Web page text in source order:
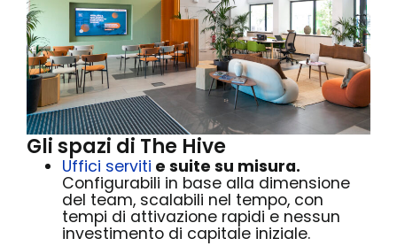
Gli spazi di The Hive
Uffici serviti e suite su misura.
Configurabili in base alla dimensione
del team, scalabili nel tempo, con
tempi di attivazione rapidi e nessun
investimento di capitale iniziale.